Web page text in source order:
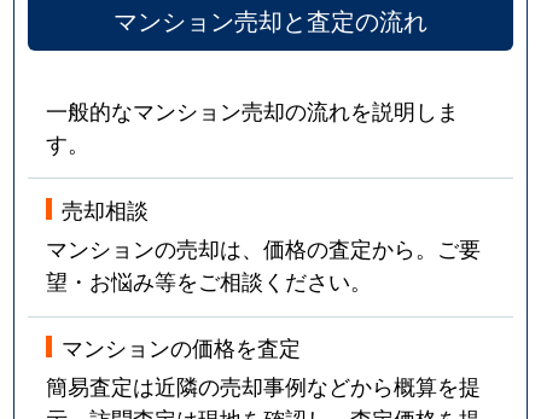
マンション売却と査定の流れ
一般的なマンション売却の流れを説明しま
す。
売却相談
マンションの売却は、価格の査定から。ご要
望・お悩み等をご相談ください。
マンションの価格を査定
簡易査定は近隣の売却事例などから概算を提